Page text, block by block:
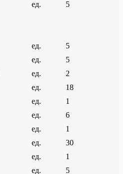
ед.
5
ед.
5
ед.
5
ед.
2
ед.
18
ед.
1
ед.
6
ед.
1
ед.
30
ед.
1
ед.
5